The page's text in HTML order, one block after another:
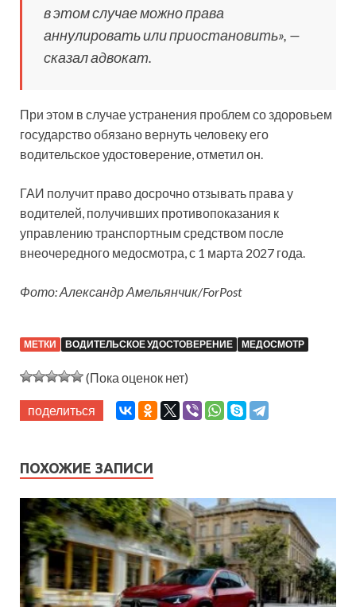
в этом случае можно права
аннулировать или приостановить», —
сказал адвокат.
При этом в случае устранения проблем со здоровьем
государство обязано вернуть человеку его
водительское удостоверение, отметил он.
ГАИ получит право досрочно отзывать права у
водителей, получивших противопоказания к
управлению транспортным средством после
внеочередного медосмотра, с 1 марта 2027 года.
Фото: Александр Амельянчик/ForPost
МЕТКИ ВОДИТЕЛЬСКОЕ УДОСТОВЕРЕНИЕ МЕДОСМОТР
(Пока оценок нет)
поделиться
ПОХОЖИЕ ЗАПИСИ